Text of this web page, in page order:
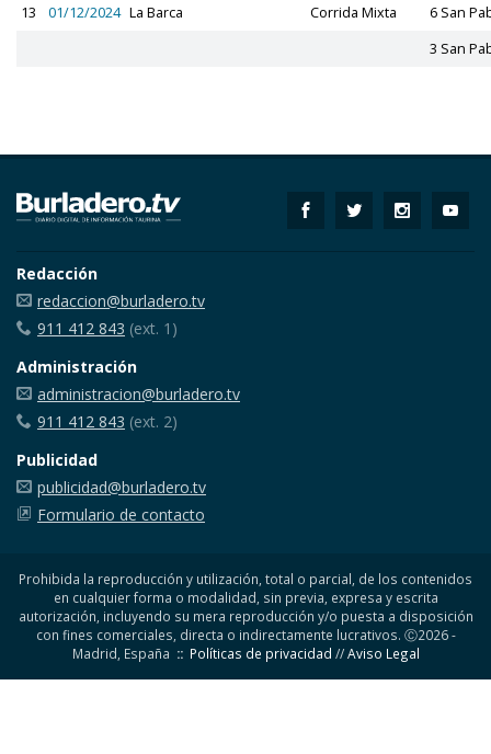
13
01/12/2024 La Barca Corrida Mixta
6 San
3 San
Redacción
redaccion@burladero.tv
911 412 843 (ext. 1)
Administración
administracion@burladero.tv
911 412 843 (ext. 2)
Publicidad
publicidad@burladero.tv
Formulario de contacto
Prohibida la reproducción y utilización, total o parcial, de los contenidos
en cualquier forma o modalidad, sin previa, expresa y escrita
autorización, incluyendo su mera reproducción y/o puesta a disposición
con fines comerciales, directa o indirectamente lucrativos. Ⓒ2026 -
Madrid, España :: Políticas de privacidad //Aviso Legal